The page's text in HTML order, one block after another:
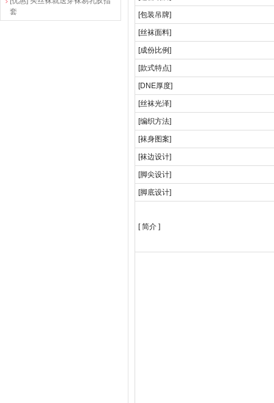
套
[包装吊牌]
[丝袜面料]
[成份比例]
[款式特点]
[DNE厚度]
[丝袜光泽]
[编织方法]
[袜身图案]
[袜边设计]
[脚尖设计]
[脚底设计]
[ 简介 ]